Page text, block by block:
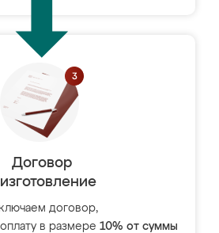
Договор
договор,
в размере 10% от суммы